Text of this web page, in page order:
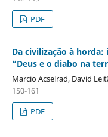
PDF
Da civilização à
“Deus e o diabo na
Marcio Acselrad, David
150-161
PDF